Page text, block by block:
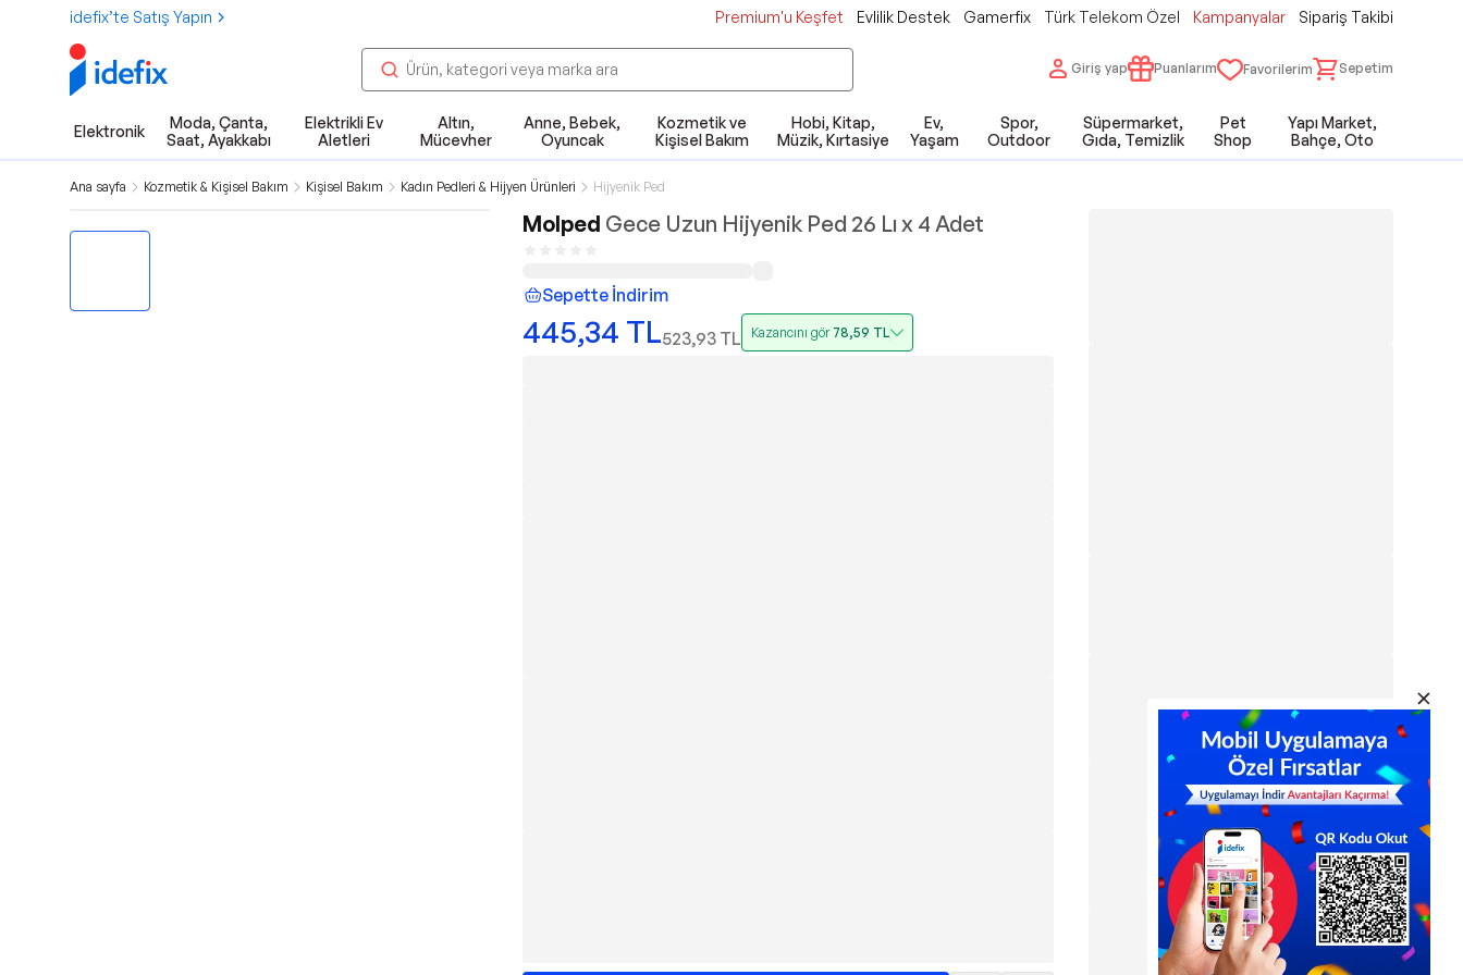
idefix’te Satış Yapın Premium'u Keşfet Evlilik Destek Gamerfix Türk Telekom Özel Kampanyalar Sipariş Takibi
Giriş yap Puanlarım Favorilerim Sepetim
Elektronik
Moda, Çanta,
Saat, Ayakkabı
Elektrikli Ev
Aletleri
Altın,
Mücevher
Anne, Bebek,
Oyuncak
Kozmetik ve
Kişisel Bakım
Hobi, Kitap,
Müzik, Kırtasiye
Ev,
Yaşam
Spor,
Outdoor
Süpermarket,
Gıda, Temizlik
Pet
Shop
Yapı Market,
Bahçe, Oto
Ana sayfa Kozmetik & Kişisel Bakım Kişisel Bakım Kadın Pedleri & Hijyen Ürünleri Hijyenik Ped
Molped Gece Uzun Hijyenik Ped 26 Lı x 4 Adet
Sepette İndirim
445,34 TL523,93 TL Kazancını gör 78,59 TL